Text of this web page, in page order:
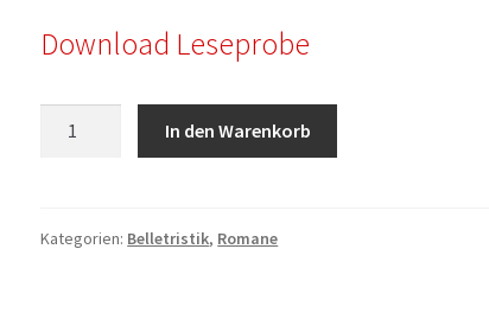
Download Leseprobe
und
In den Warenkorb
Kategorien: Belletristik, Romane